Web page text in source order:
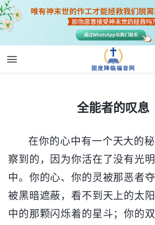
全能者的叹息
在你的心中有一个天大的
察到的，因为你活在了没有光
中。你的心、你的灵被那恶者
被黑暗遮蔽，看不到天上的太
中的那颗闪烁着的星斗；你的